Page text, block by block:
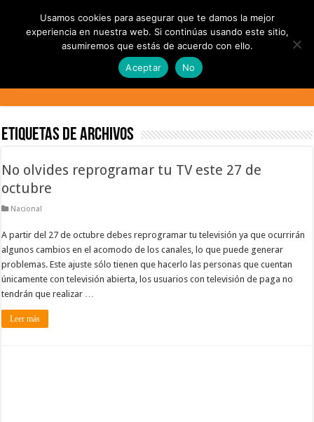
Etiquetas de Archivos
No olvides reprogramar tu TV este 27 de
octubre
Nacional
A partir del 27 de octubre debes reprogramar tu televisión ya que ocurrirán
algunos cambios en el acomodo de los canales, lo que puede generar
problemas. Este ajuste sólo tienen que hacerlo las personas que cuentan
únicamente con televisión abierta, los usuarios con televisión de paga no
tendrán que realizar …
Leer más
Usamos cookies para asegurar que te damos la mejor
experiencia en nuestra web. Si continúas usando este sitio,
asumiremos que estás de acuerdo con ello.
Aceptar
No